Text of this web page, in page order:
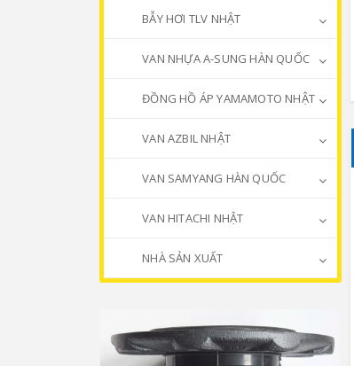
BẪY HƠI TLV NHẬT
VAN NHỰA A-SUNG HÀN QUỐC
ĐỒNG HỒ ÁP YAMAMOTO NHẬT
VAN AZBIL NHẬT
VAN SAMYANG HÀN QUỐC
VAN HITACHI NHẬT
NHÀ SẢN XUẤT